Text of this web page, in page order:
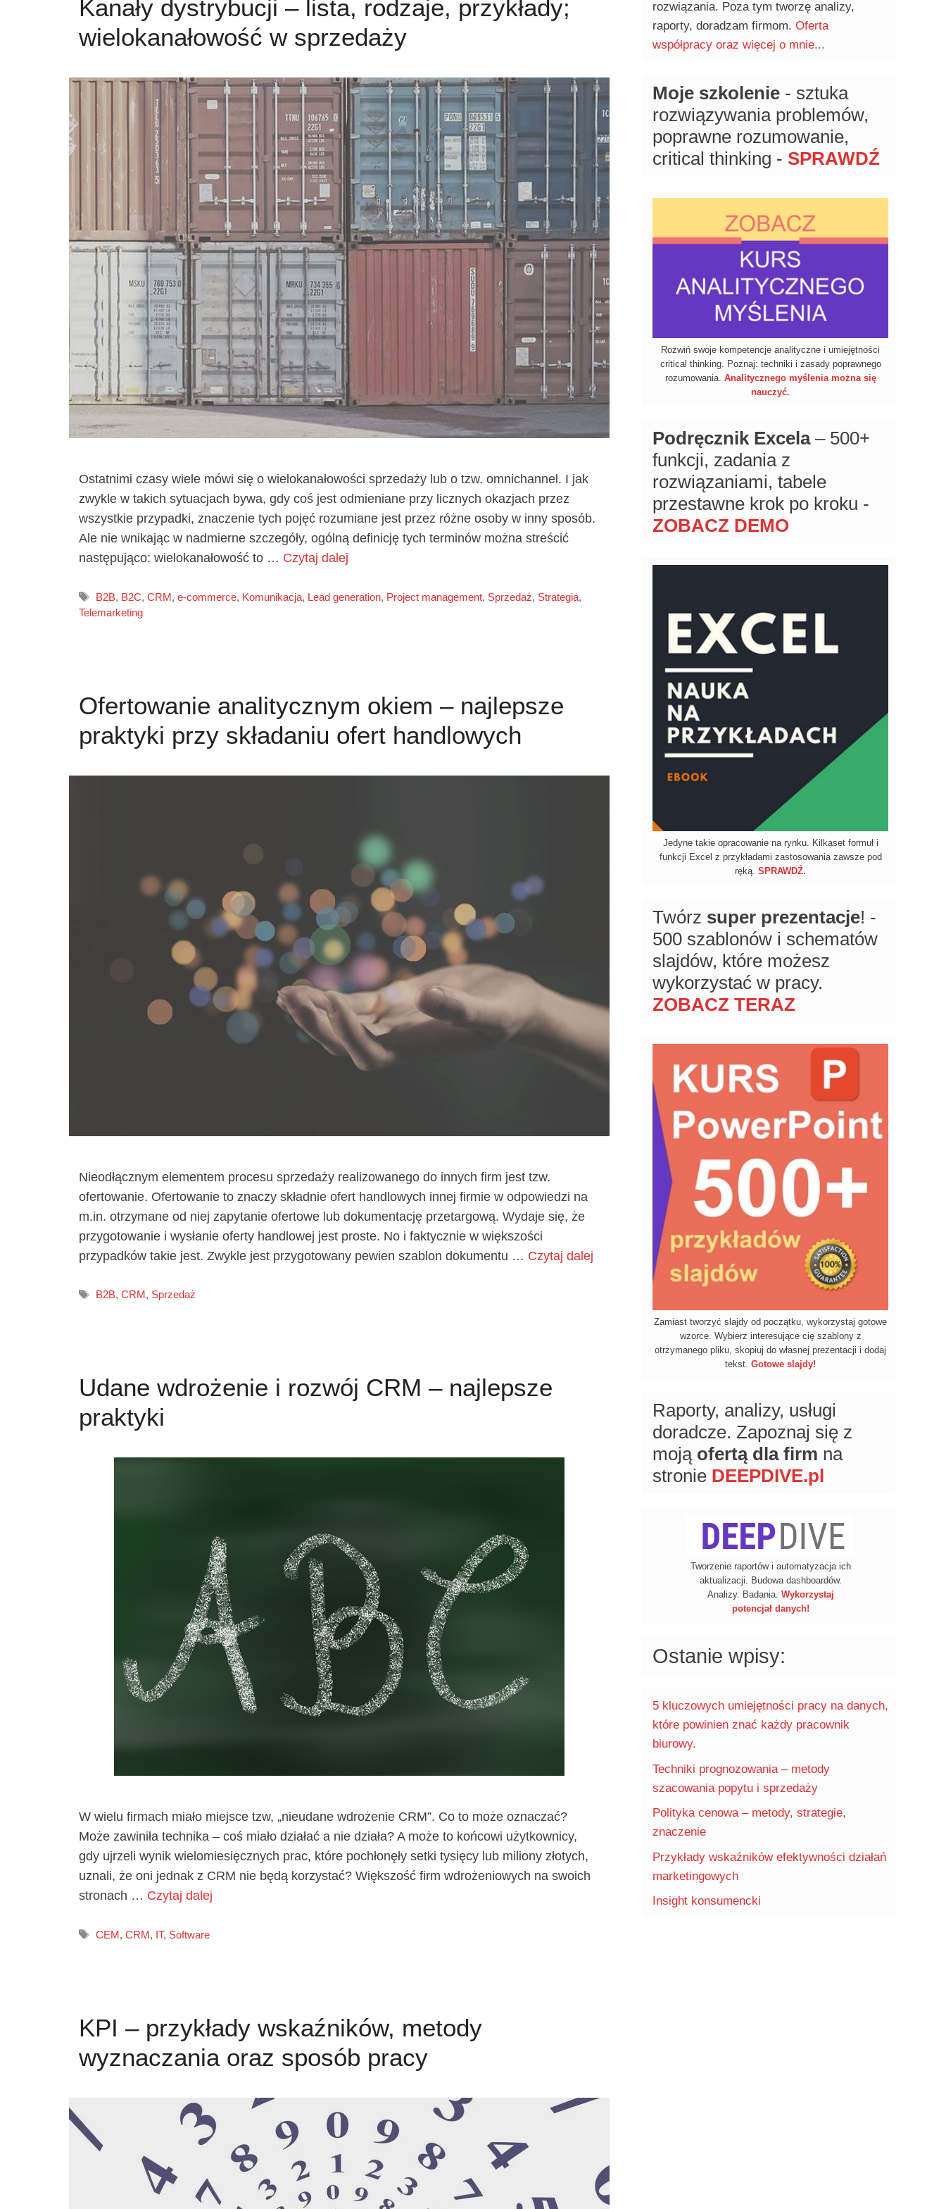
Kanały dystrybucji – lista, rodzaje, przykłady;
wielokanałowość w sprzedaży
Ostatnimi czasy wiele mówi się o wielokanałowości sprzedaży lub o tzw. omnichannel. I jak
zwykle w takich sytuacjach bywa, gdy coś jest odmieniane przy licznych okazjach przez
wszystkie przypadki, znaczenie tych pojęć rozumiane jest przez różne osoby w inny sposób.
Ale nie wnikając w nadmierne szczegóły, ogólną definicję tych terminów można streścić
następująco: wielokanałowość to … Czytaj dalej
Tagi
B2B, B2C,CRM,e-commerce, Komunikacja, Lead generation, Project management, Sprzedaż, Strategia,
Telemarketing
Ofertowanie analitycznym okiem – najlepsze
praktyki przy składaniu ofert handlowych
Nieodłącznym elementem procesu sprzedaży realizowanego do innych firm jest tzw.
ofertowanie. Ofertowanie to znaczy składnie ofert handlowych innej firmie w odpowiedzi na
m.in. otrzymane od niej zapytanie ofertowe lub dokumentację przetargową. Wydaje się, że
przygotowanie i wysłanie oferty handlowej jest proste. No i faktycznie w większości
przypadków takie jest. Zwykle jest przygotowany pewien szablon dokumentu … Czytaj dalej
Tagi
B2B,CRM, Sprzedaż
Udane wdrożenie i rozwój CRM – najlepsze
praktyki
W wielu firmach miało miejsce tzw, „nieudane wdrożenie CRM”. Co to może oznaczać?
Może zawiniła technika – coś miało działać a nie działa? A może to końcowi użytkownicy,
gdy ujrzeli wynik wielomiesięcznych prac, które pochłonęły setki tysięcy lub miliony złotych,
uznali, że oni jednak z CRM nie będą korzystać? Większość firm wdrożeniowych na swoich
stronach … Czytaj dalej
Tagi
CEM,CRM, IT, Software
KPI – przykłady wskaźników, metody
wyznaczania oraz sposób pracy
rozwiązania. Poza tym tworzę analizy,
raporty, doradzam firmom. Oferta
współpracy oraz więcej o mnie...
Moje szkolenie - sztuka
rozwiązywania problemów,
poprawne rozumowanie,
critical thinking - SPRAWDŹ
Rozwiń swoje kompetencje analityczne i umiejętności
critical thinking. Poznaj: techniki i zasady poprawnego
rozumowania. Analitycznego myślenia można się
nauczyć.
Podręcznik Excela– 500+
funkcji, zadania z
rozwiązaniami, tabele
przestawne krok po kroku -
ZOBACZ DEMO
Jedyne takie opracowanie na rynku. Kilkaset formuł i
funkcji Excel z przykładami zastosowania zawsze pod
ręką. SPRAWDŹ.
Twórz super prezentacje! -
500 szablonów i schematów
slajdów, które możesz
wykorzystać w pracy.
ZOBACZ TERAZ
Zamiast tworzyć slajdy od początku, wykorzystaj gotowe
wzorce. Wybierz interesujące cię szablony z
otrzymanego pliku, skopiuj do własnej prezentacji i dodaj
tekst. Gotowe slajdy!
Raporty, analizy, usługi
doradcze. Zapoznaj się z
mojąofertą dla firm na
stronie DEEPDIVE.pl
Tworzenie raportów i automatyzacja ich
aktualizacji. Budowa dashboardów.
Analizy. Badania. Wykorzystaj
potencjał danych!
Ostanie wpisy:
5 kluczowych umiejętności pracy na danych,
które powinien znać każdy pracownik
biurowy.
Techniki prognozowania – metody
szacowania popytu i sprzedaży
Polityka cenowa – metody, strategie,
znaczenie
Przykłady wskaźników efektywności działań
marketingowych
Insight konsumencki